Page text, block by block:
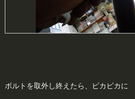
ボルトを取外し終えたら、ピカピカに